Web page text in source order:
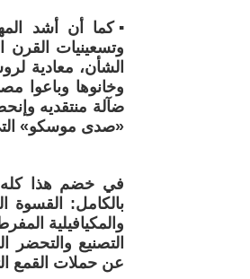
▪️كما أن أشد
وتسعينيات
الشأن، معادية
وخانوها وباعوا
ضآلة منتقديه
«صدى موسكو»
في خضم هذا
بالكامل: القسوة
والمكيافيلية
التصنيع
عن حملات القمع